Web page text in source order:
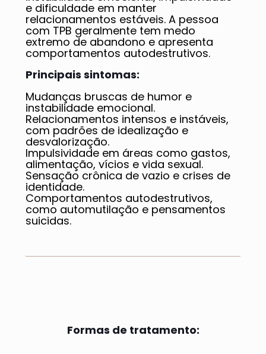
e dificuldade em manter
relacionamentos estáveis. A pessoa
com TPB geralmente tem medo
extremo de abandono e apresenta
comportamentos autodestrutivos.
Principais sintomas:
Mudanças bruscas de humor e
instabilidade emocional.
Relacionamentos intensos e instáveis,
com padrões de idealização e
desvalorização.
Impulsividade em áreas como gastos,
alimentação, vícios e vida sexual.
Sensação crônica de vazio e crises de
identidade.
Comportamentos autodestrutivos,
como automutilação e pensamentos
suicidas.
Formas de tratamento: